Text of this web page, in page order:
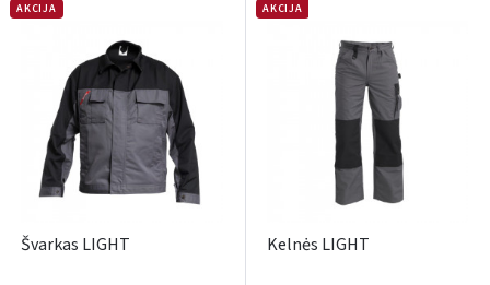
AKCIJA
Švarkas LIGHT
AKCIJA
Kelnės LIGHT
Rašyti atsiliepimą
Pamiršote slaptažodį?
Dar neturite paskyros? Registruokites